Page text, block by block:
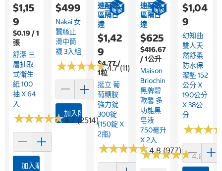
$1,15
9
$0.19 / 1
張
舒潔 三
層抽取
式衛生
紙 100
抽 X 64
入
★★★★★
★★★★★4.7 (2514)
加入購物車
$499
Nakai 女
蠶絲止
滑中筒
襪 3入組
★★★★★
★★★★★4.7 (11)
加入購物車
速配限
區隔日
達
$1,42
9
$4.77 /
1粒
挺立 葡
萄糖胺
強力錠
300錠
(150錠 X
2瓶)
★★★★★
★★★★★4.8 (977)
速配限
區隔日
達
$625
$416.67
/ 1公升
Maison
Briochin
黑牌碧
歐馨 多
功能黑
皂液
750毫升
X 2入
★★★★★
★★★★★4.8
$1,04
9
幻知曲
雙人天
然舒柔
防水保
潔墊 152
公分 X
190公分
X 38公
分
★★★
★★★